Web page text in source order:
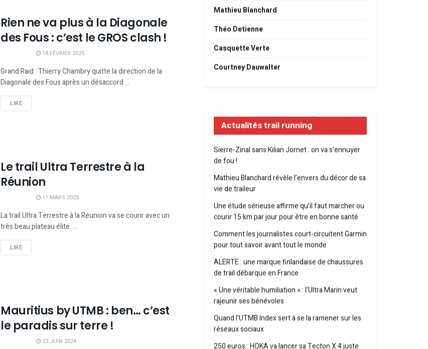
Rien ne va plus à la Diagonale
des Fous : c’est le GROS clash !
18 FÉVRIER 2025
Grand Raid : Thierry Chambry quitte la direction de la
Diagonale des Fous après un désaccord ...
LIRE
Le trail Ultra Terrestre à la
Réunion
11 MARS 2025
La trail Ultra Terrestre à la Réunion va se courir avec un
très beau plateau élite. ...
LIRE
Mauritius by UTMB : ben… c’est
le paradis sur terre !
23 JUIN 2024
Mathieu Blanchard
Théo Detienne
Casquette Verte
Courtney Dauwalter
Actualités trail running
Sierre-Zinal sans Kilian Jornet : on va s’ennuyer
de fou !
Mathieu Blanchard révèle l’envers du décor de sa
vie de traileur
Une étude sérieuse affirme qu’il faut marcher ou
courir 15 km par jour pour être en bonne santé
Comment les journalistes court-circuitent Garmin
pour tout savoir avant tout le monde
ALERTE : une marque finlandaise de chaussures
de trail débarque en France
« Une véritable humiliation » : l’Ultra Marin veut
rajeunir ses bénévoles
Quand l’UTMB Index sert à se la ramener sur les
réseaux sociaux
250 euros : HOKA va lancer sa Tecton X 4 juste